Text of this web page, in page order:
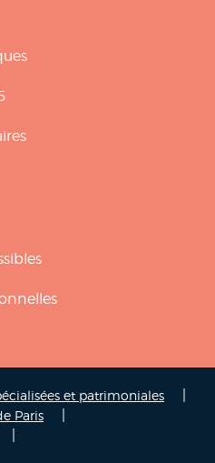
et patrimoniales
Paris